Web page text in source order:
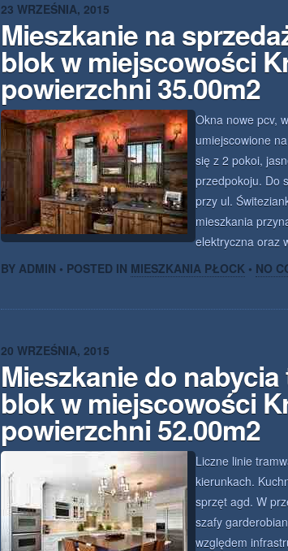
23 WRZEŚNIA, 2015
Mieszkanie na
blok w miejscowości
powierzchni 35.00m2
Okna nowe pcv,
umiejscowione
się z 2 pokoi,
przedpokoju. Do
przy ul.
mieszkania
elektryczna oraz
BY ADMIN • POSTED IN MIESZKANIA PŁOCK • NO
20 WRZEŚNIA, 2015
Mieszkanie do
blok w miejscowości
powierzchni 52.00m2
Liczne linie
kierunkach.
sprzęt agd. W
szafy
względem